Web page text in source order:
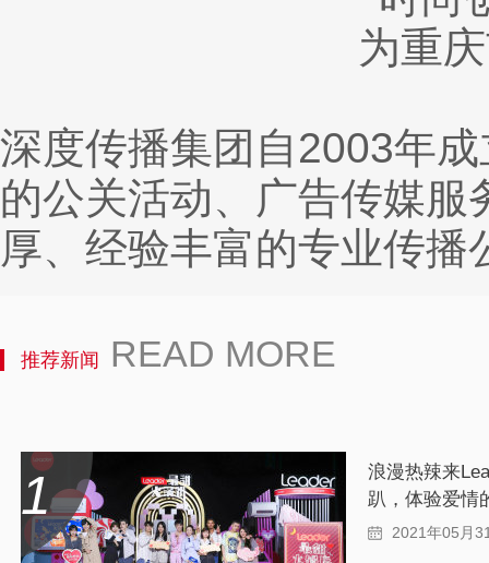
为重
深度传播集团自2003年
的公关活动、广告传媒
厚、经验丰富的专业传播
推荐新闻 READ MORE
1
浪漫热辣来
趴，体验爱情
2021年05月